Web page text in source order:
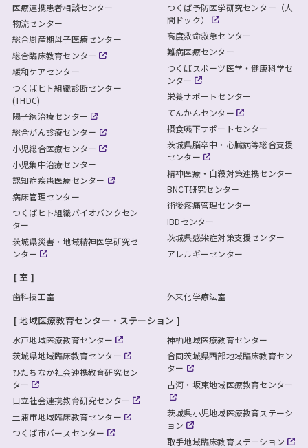
医療連携患者相談センター
物流センター
総合周産期母子医療センター
総合臨床教育センター
緩和ケアセンター
つくばヒト組織診断センター
(THDC)
陽子線治療センター
総合がん診療センター
小児総合医療センター
小児集中治療センター
認知症疾患医療センター
病床管理センター
つくばヒト組織バイオバンクセン
ター
茨城県災害・地域精神医学研究セ
ンター
つくば予防医学研究センター（人
間ドック）
高度救命救急センター
難病医療センター
つくばスポーツ医学・健康科学セ
ンター
栄養サポートセンター
てんかんセンター
摂食嚥下サポートセンター
茨城県脳卒中・心臓病等総合支援
センター
精神医療・自殺対策連携センター
BNCT研究センター
術後疼痛管理センター
IBDセンター
茨城県感染症対策支援センター
アレルギーセンター
室
歯科技工室 外来化学療法室
地域医療教育センター・ステーション
水戸地域医療教育センター
茨城県地域臨床教育センター
ひたちなか社会連携教育研究セン
ター
日立社会連携教育研究センター
土浦市地域臨床教育センター
つくば市バースセンター
神栖地域医療教育センター
合同茨城県西部地域臨床教育セン
ター
古河・坂東地域医療教育センター
茨城県小児地域医療教育ステーシ
ョン
取手地域臨床教育ステーション